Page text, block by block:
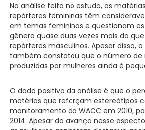
Na análise feita no estudo, as
repórteres femininas têm
em temas femininos e questionam
gênero quase duas vezes mais do
repórteres masculinos. Apesar disso,
também constatou que o número de
produzidas por mulheres ainda é
O dado positivo da análise é que o
matérias que reforçam estereótipos
monitoramento da WACC em 2010,
2014. Apesar do avanço nesse